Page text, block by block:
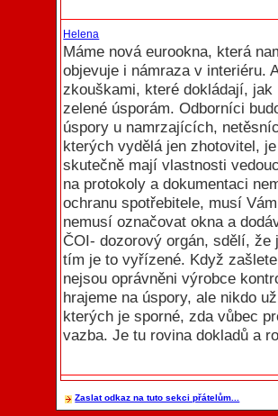
Helena
Máme nová eurookna, která
objevuje i námraza v interiéru.
zkouškami, které dokládají,
zelené úsporám. Odborníci
úspory u namrzajících,
kterých vydělá jen zhotovitel,
skutečně mají vlastnosti
na protokoly a dokumentaci
ochranu spotřebitele, musí
nemusí označovat okna a
ČOI- dozorový orgán, sdělí,
tím je to vyřízené. Když
nejsou oprávněni výrobce
hrajeme na úspory, ale nikdo
kterých je sporné, zda vůbec
vazba. Je tu rovina dokladů a
Zaslat odkaz na tuto sekci přátelům...